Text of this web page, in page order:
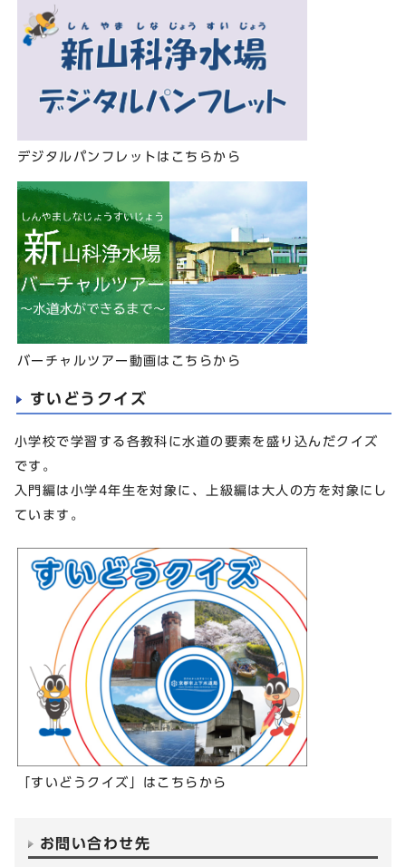
デジタルパンフレットはこちらから
バーチャルツアー動画はこちらから
すいどうクイズ
小学校で学習する各教科に水道の要素を盛り込んだクイズ
です。
入門編は小学4年生を対象に、上級編は大人の方を対象にし
ています。
「すいどうクイズ」はこちらから
お問い合わせ先